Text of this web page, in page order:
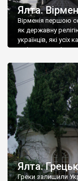
Ялта.
Вірменія першою
як державну
українців, які
є відданими
Ялта.
Греки залишили